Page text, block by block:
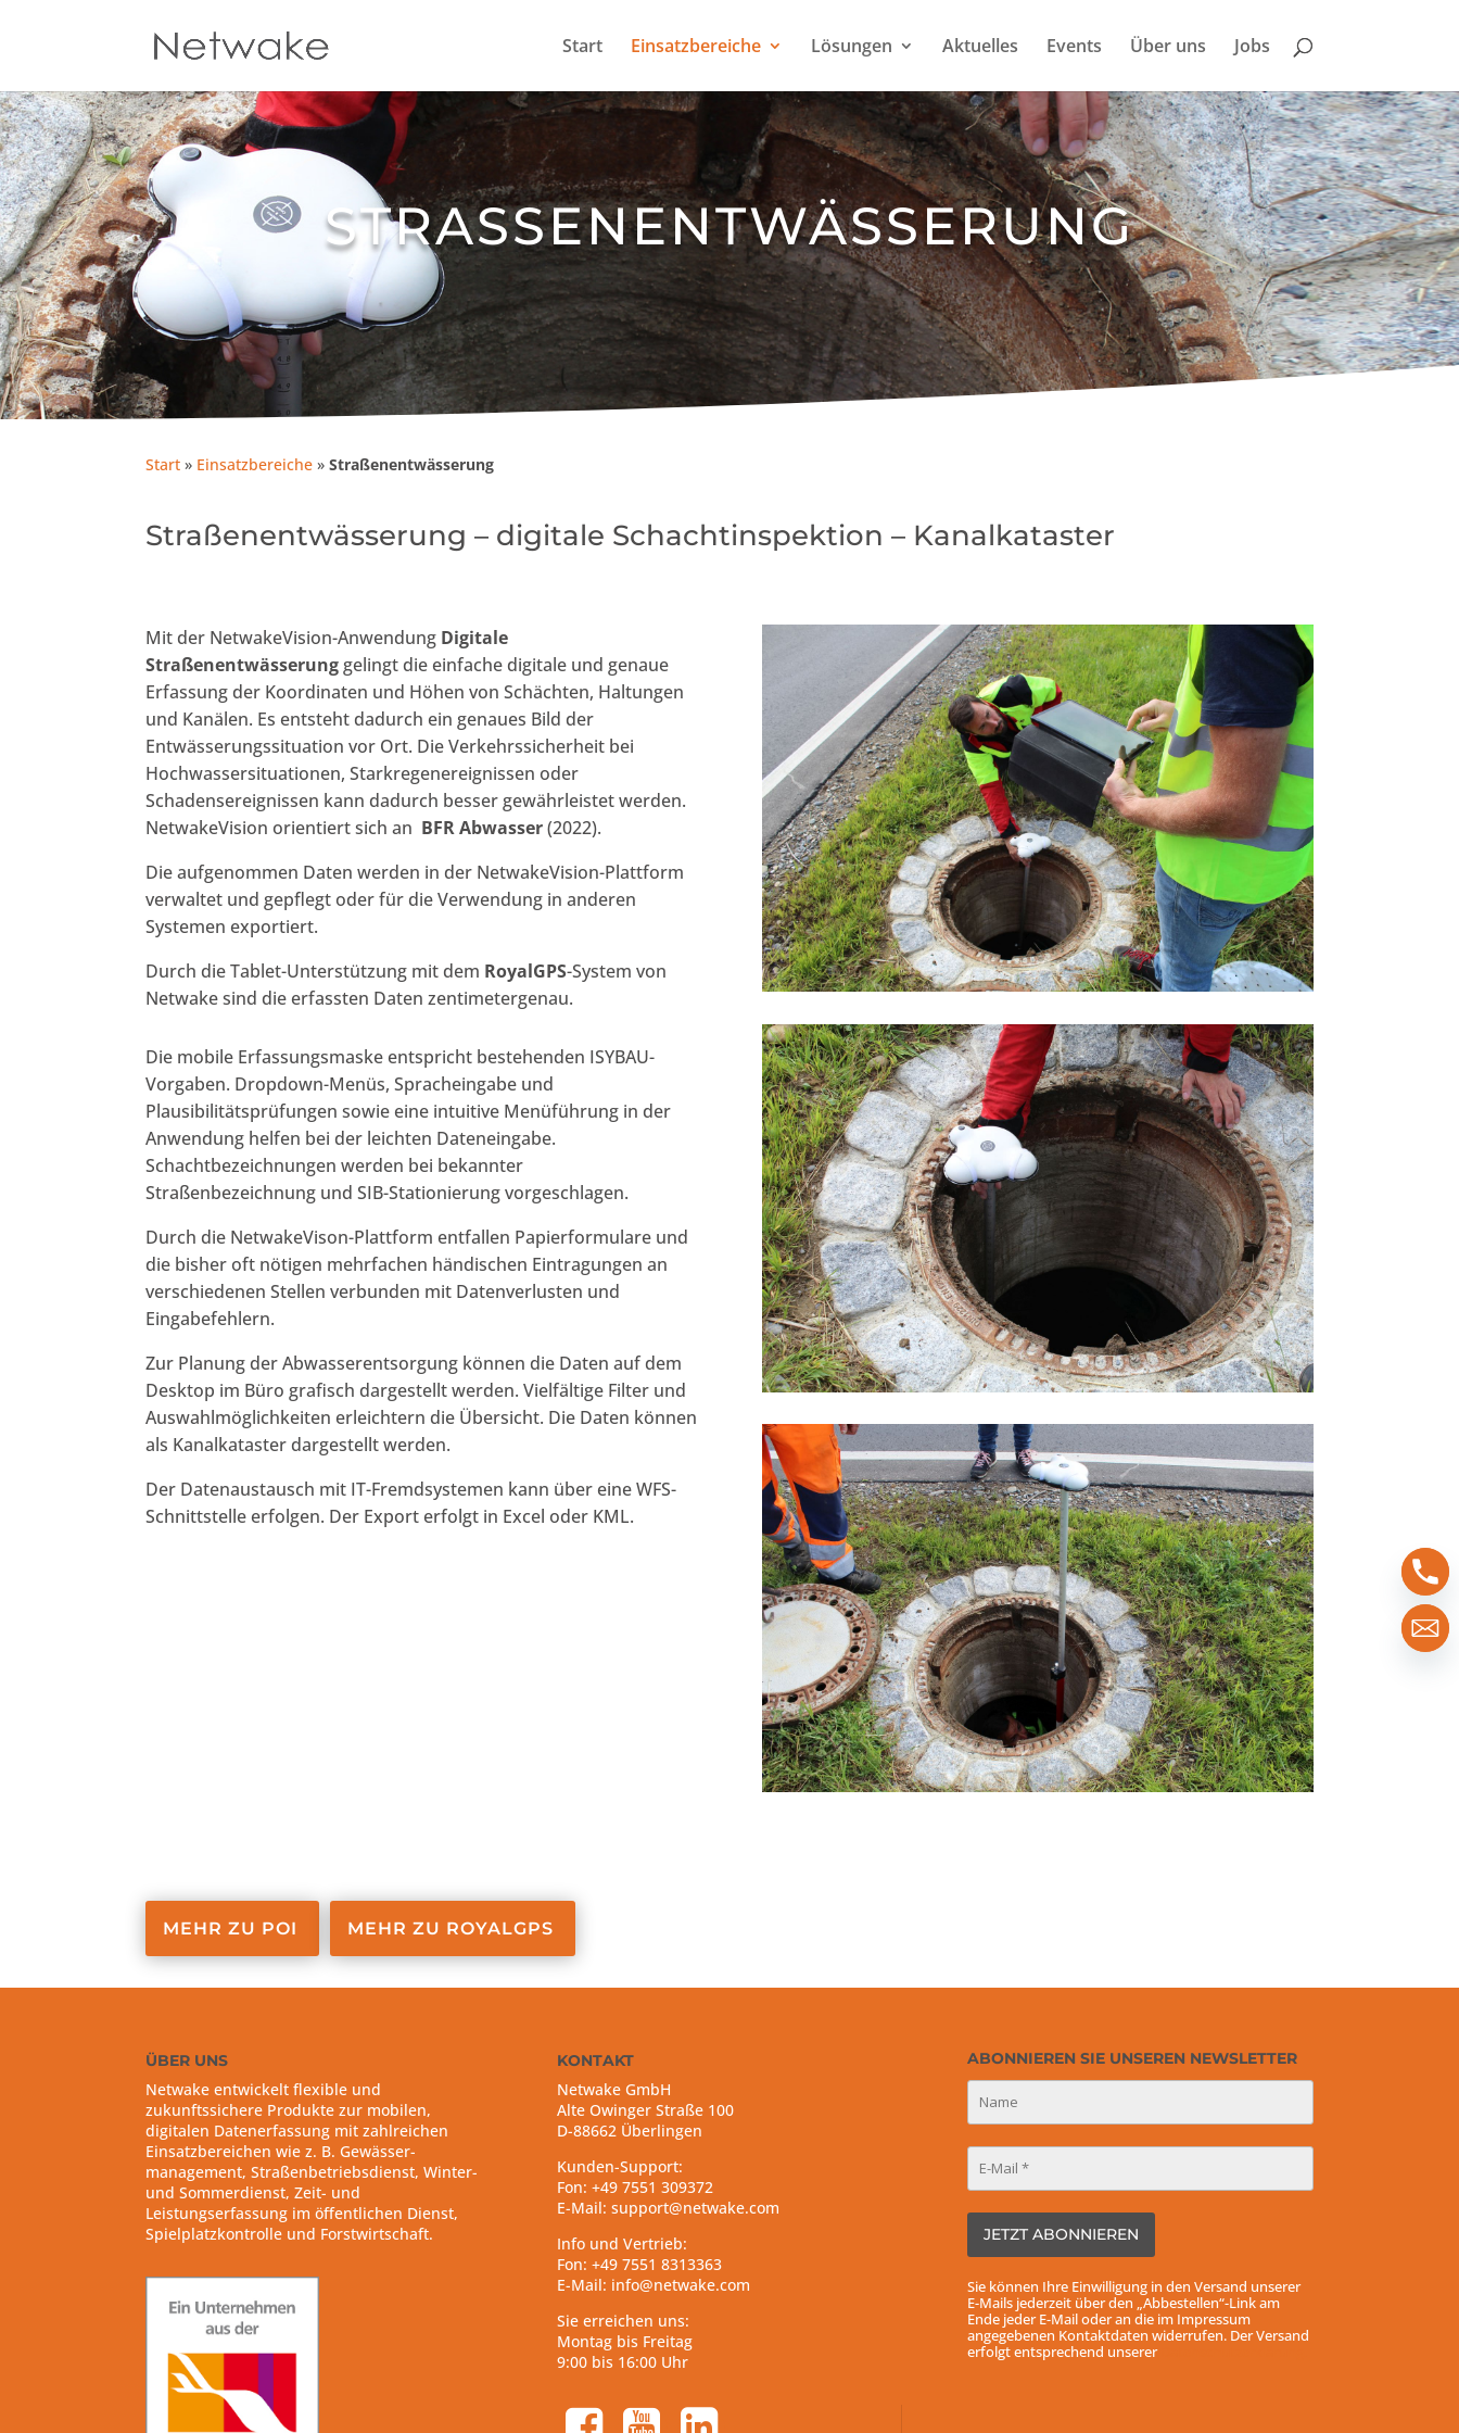
Start Einsatzbereiche Lösungen Aktuelles Events Über uns Jobs
STRASSEN­ENT­WÄSSERUNG
Start » Einsatzbereiche »Straßenentwässerung
Straßenentwässerung – digitale Schachtinspektion – Kanalkataster
Mit der NetwakeVision-Anwendung Digitale
Straßenentwässerunggelingt die einfache digitale und genaue
Erfassung der Koordinaten und Höhen von Schächten, Haltungen
und Kanälen. Es entsteht dadurch ein genaues Bild der
Entwässerungssituation vor Ort. Die Verkehrssicherheit bei
Hochwassersituationen, Starkregenereignissen oder
Schadensereignissen kann dadurch besser gewährleistet werden.
NetwakeVision orientiert sich an BFR Abwasser(2022).
Die aufgenommen Daten werden in der NetwakeVision-Plattform
verwaltet und gepflegt oder für die Verwendung in anderen
Systemen exportiert.
Durch die Tablet-Unterstützung mit dem RoyalGPS-System von
Netwake sind die erfassten Daten zentimetergenau.
Die mobile Erfassungsmaske entspricht bestehenden ISYBAU-
Vorgaben. Dropdown-Menüs, Spracheingabe und
Plausibilitätsprüfungen sowie eine intuitive Menüführung in der
Anwendung helfen bei der leichten Dateneingabe.
Schachtbezeichnungen werden bei bekannter
Straßenbezeichnung und SIB-Stationierung vorgeschlagen.
Durch die NetwakeVison-Plattform entfallen Papierformulare und
die bisher oft nötigen mehrfachen händischen Eintragungen an
verschiedenen Stellen verbunden mit Datenverlusten und
Eingabefehlern.
Zur Planung der Abwasserentsorgung können die Daten auf dem
Desktop im Büro grafisch dargestellt werden. Vielfältige Filter und
Auswahlmöglichkeiten erleichtern die Übersicht. Die Daten können
als Kanalkataster dargestellt werden.
Der Datenaustausch mit IT-Fremdsystemen kann über eine WFS-
Schnittstelle erfolgen. Der Export erfolgt in Excel oder KML.
MEHR ZU POI MEHR ZU ROYALGPS
ÜBER UNS
Netwake entwickelt flexible und
zukunftssichere Produkte zur mobilen,
digitalen Datenerfassung mit zahlreichen
Einsatzbereichen wie z. B. Gewässer-
management, Straßenbetriebsdienst, Winter-
und Sommerdienst, Zeit- und
Leistungserfassung im öffentlichen Dienst,
Spielplatzkontrolle und Forstwirtschaft.
KONTAKT
Netwake GmbH
Alte Owinger Straße 100
D-88662 Überlingen
Kunden-Support:
Fon: +49 7551 309372
E-Mail: support@netwake.com
Info und Vertrieb:
Fon: +49 7551 8313363
E-Mail: info@netwake.com
Sie erreichen uns:
Montag bis Freitag
9:00 bis 16:00 Uhr
facebook-square
youtube-square linkedin-square
ABONNIEREN SIE UNSEREN NEWSLETTER
Sie können Ihre Einwilligung in den Versand unserer
E-Mails jederzeit über den „Abbestellen“-Link am
Ende jeder E-Mail oder an die im Impressum
angegebenen Kontaktdaten widerrufen. Der Versand
erfolgt entsprechend unserer